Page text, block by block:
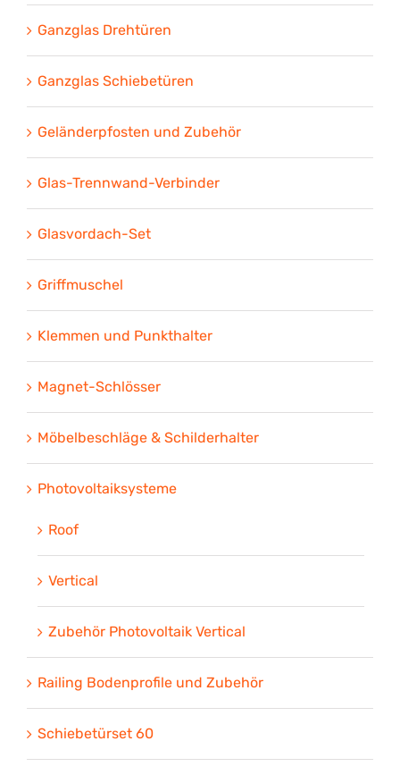
Ganzglas Drehtüren
Ganzglas Schiebetüren
Geländerpfosten und Zubehör
Glas-Trennwand-Verbinder
Glasvordach-Set
Griffmuschel
Klemmen und Punkthalter
Magnet-Schlösser
Möbelbeschläge & Schilderhalter
Photovoltaiksysteme
Roof
Vertical
Zubehör Photovoltaik Vertical
Railing Bodenprofile und Zubehör
Schiebetürset 60